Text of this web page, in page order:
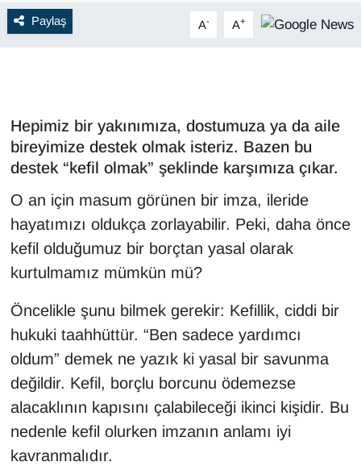
Paylaş A- A+
Hepimiz bir yakınımıza, dostumuza ya da aile
bireyimize destek olmak isteriz. Bazen bu
destek “kefil olmak” şeklinde karşımıza çıkar.
O an için masum görünen bir imza, ileride
hayatımızı oldukça zorlayabilir. Peki, daha önce
kefil olduğumuz bir borçtan yasal olarak
kurtulmamız mümkün mü?
Öncelikle şunu bilmek gerekir: Kefillik, ciddi bir
hukuki taahhüttür. “Ben sadece yardımcı
oldum” demek ne yazık ki yasal bir savunma
değildir. Kefil, borçlu borcunu ödemezse
alacaklının kapısını çalabileceği ikinci kişidir. Bu
nedenle kefil olurken imzanın anlamı iyi
kavranmalıdır.